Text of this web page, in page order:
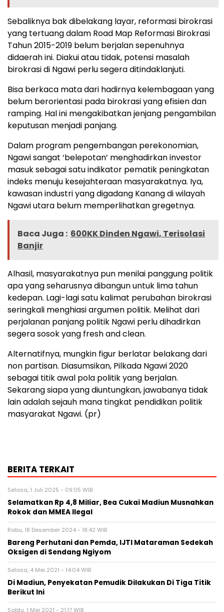
Sebaliknya bak dibelakang layar, reformasi birokrasi
yang tertuang dalam Road Map Reformasi Birokrasi
Tahun 2015-2019 belum berjalan sepenuhnya
didaerah ini. Diakui atau tidak, potensi masalah
birokrasi di Ngawi perlu segera ditindaklanjuti.
Bisa berkaca mata dari hadirnya kelembagaan yang
belum berorientasi pada birokrasi yang efisien dan
ramping. Hal ini mengakibatkan jenjang pengambilan
keputusan menjadi panjang.
Dalam program pengembangan perekonomian,
Ngawi sangat ‘belepotan’ menghadirkan investor
masuk sebagai satu indikator pematik peningkatan
indeks menuju kesejahteraan masyarakatnya. Iya,
kawasan industri yang digadang Kanang di wilayah
Ngawi utara belum memperlihatkan gregetnya.
Baca Juga : 600KK Dinden Ngawi, Terisolasi
Banjir
Alhasil, masyarakatnya pun menilai panggung politik
apa yang seharusnya dibangun untuk lima tahun
kedepan. Lagi-lagi satu kalimat perubahan birokrasi
seringkali menghiasi argumen politik. Melihat dari
perjalanan panjang politik Ngawi perlu dihadirkan
segera sosok yang fresh and clean.
Alternatifnya, mungkin figur berlatar belakang dari
non partisan. Diasumsikan, Pilkada Ngawi 2020
sebagai titik awal pola politik yang berjalan.
Sekarang siapa yang diuntungkan, jawabanya tidak
lain adalah sejauh mana tingkat pendidikan politik
masyarakat Ngawi. (pr)
BERITA TERKAIT
Selasa, 1 Juli 2025 - 09:05 WIB
Selamatkan Rp 4,8 Miliar, Bea Cukai Madiun Musnahkan
Rokok dan MMEA Ilegal
Rabu, 18 Desember 2024 - 18:42 WIB
Bareng Perhutani dan Pemda, IJTI Mataraman Sedekah
Oksigen di Sendang Ngiyom
Selasa, 4 Mei 2021 - 14:04 WIB
Di Madiun, Penyekatan Pemudik Dilakukan Di Tiga Titik
Berikut Ini
Sabtu, 1 Mei 2021 - 21:17 WIB